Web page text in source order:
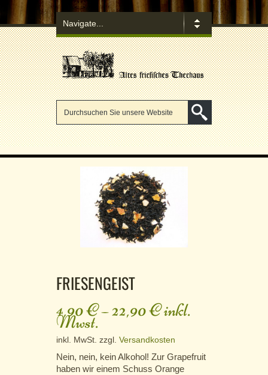
FRIESENGEIST
4,90€–22,90€inkl.
Mwst.
inkl. MwSt. zzgl. Versandkosten
Nein, nein, kein Alkohol! Zur Grapefruit
haben wir einem Schuss Orange